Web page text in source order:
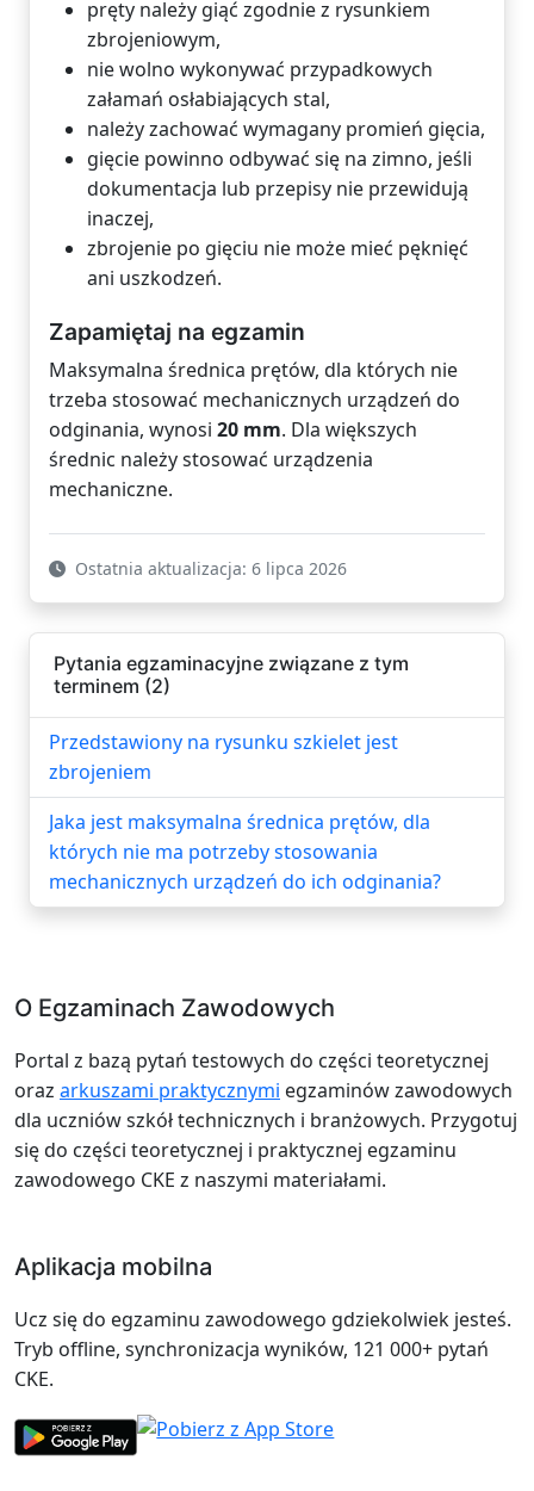
pręty należy giąć zgodnie z rysunkiem
zbrojeniowym,
nie wolno wykonywać przypadkowych
załamań osłabiających stal,
należy zachować wymagany promień gięcia,
gięcie powinno odbywać się na zimno, jeśli
dokumentacja lub przepisy nie przewidują
inaczej,
zbrojenie po gięciu nie może mieć pęknięć
ani uszkodzeń.
Zapamiętaj na egzamin
Maksymalna średnica prętów, dla których nie
trzeba stosować mechanicznych urządzeń do
odginania, wynosi 20 mm. Dla większych
średnic należy stosować urządzenia
mechaniczne.
Ostatnia aktualizacja: 6 lipca 2026
Pytania egzaminacyjne związane z tym
terminem (2)
Przedstawiony na rysunku szkielet jest
zbrojeniem
Jaka jest maksymalna średnica prętów, dla
których nie ma potrzeby stosowania
mechanicznych urządzeń do ich odginania?
O Egzaminach Zawodowych
Portal z bazą pytań testowych do części teoretycznej
oraz arkuszami praktycznymi egzaminów zawodowych
dla uczniów szkół technicznych i branżowych. Przygotuj
się do części teoretycznej i praktycznej egzaminu
zawodowego CKE z naszymi materiałami.
Aplikacja mobilna
Ucz się do egzaminu zawodowego gdziekolwiek jesteś.
Tryb offline, synchronizacja wyników, 121 000+ pytań
CKE.